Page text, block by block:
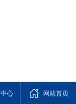
心 网站首页